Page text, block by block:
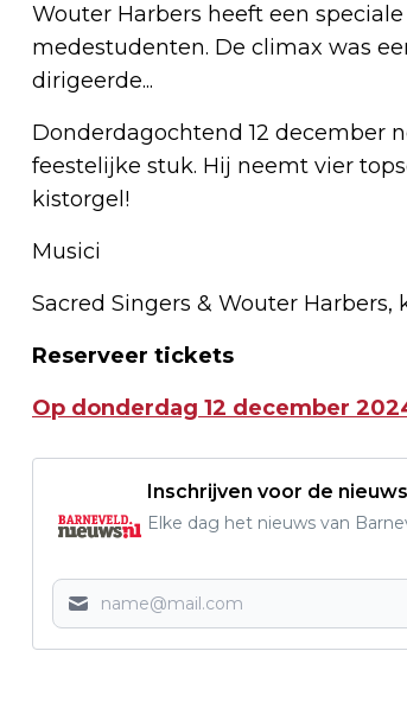
Wouter Harbers heeft een
medestudenten. De climax was
dirigeerde...
Donderdagochtend 12 december
feestelijke stuk. Hij neemt vier
kistorgel!
Musici
Sacred Singers & Wouter
Reserveer tickets
Op donderdag 12 december
Inschrijven voor de
Elke dag het nieuws van